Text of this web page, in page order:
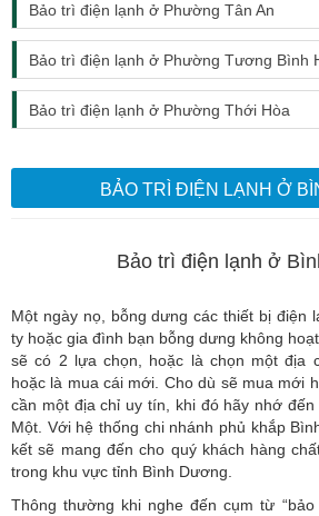
Bảo trì điện lạnh ở Phường Tân An
Bảo trì điện lạnh ở Phường Tương Bình
Bảo trì điện lạnh ở Phường Thới Hòa
BẢO TRÌ ĐIỆN LẠNH Ở
Bảo trì điện lạnh ở
Một ngày nọ, bỗng dưng các thiết bị điện
ty hoặc gia đình bạn bỗng dưng không
sẽ có 2 lựa chọn, hoặc là chọn một địa
hoặc là mua cái mới. Cho dù sẽ mua mới
cần một địa chỉ uy tín, khi đó hãy nhớ
Một. Với hệ thống chi nhánh phủ khắp
kết sẽ mang đến cho quý khách hàng
trong khu vực tỉnh Bình Dương.
Thông thường khi nghe đến cụm từ